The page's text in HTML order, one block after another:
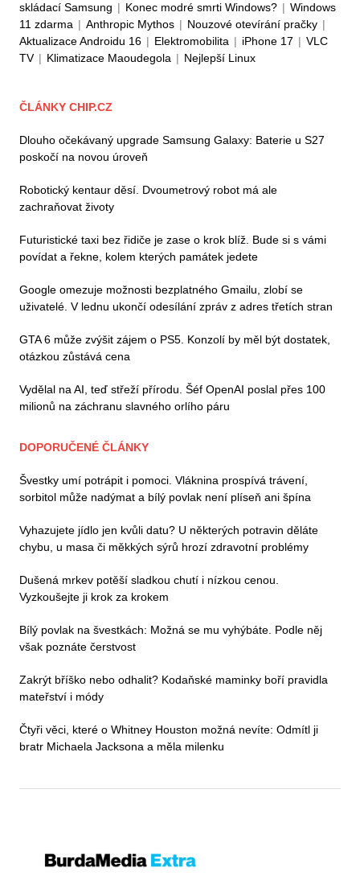
skládací Samsung | Konec modré smrti Windows? | Windows
11 zdarma | Anthropic Mythos | Nouzové otevírání pračky |
Aktualizace Androidu 16 | Elektromobilita | iPhone 17 | VLC
TV | Klimatizace Maoudegola | Nejlepší Linux
ČLÁNKY CHIP.CZ
Dlouho očekávaný upgrade Samsung Galaxy: Baterie u S27
poskočí na novou úroveň
Robotický kentaur děsí. Dvoumetrový robot má ale
zachraňovat životy
Futuristické taxi bez řidiče je zase o krok blíž. Bude si s vámi
povídat a řekne, kolem kterých památek jedete
Google omezuje možnosti bezplatného Gmailu, zlobí se
uživatelé. V lednu ukončí odesílání zpráv z adres třetích stran
GTA 6 může zvýšit zájem o PS5. Konzolí by měl být dostatek,
otázkou zůstává cena
Vydělal na AI, teď střeží přírodu. Šéf OpenAI poslal přes 100
milionů na záchranu slavného orlího páru
DOPORUČENÉ ČLÁNKY
Švestky umí potrápit i pomoci. Vláknina prospívá trávení,
sorbitol může nadýmat a bílý povlak není plíseň ani špína
Vyhazujete jídlo jen kvůli datu? U některých potravin děláte
chybu, u masa či měkkých sýrů hrozí zdravotní problémy
Dušená mrkev potěší sladkou chutí i nízkou cenou.
Vyzkoušejte ji krok za krokem
Bílý povlak na švestkách: Možná se mu vyhýbáte. Podle něj
však poznáte čerstvost
Zakrýt bříško nebo odhalit? Kodaňské maminky boří pravidla
mateřství i módy
Čtyři věci, které o Whitney Houston možná nevíte: Odmítl ji
bratr Michaela Jacksona a měla milenku